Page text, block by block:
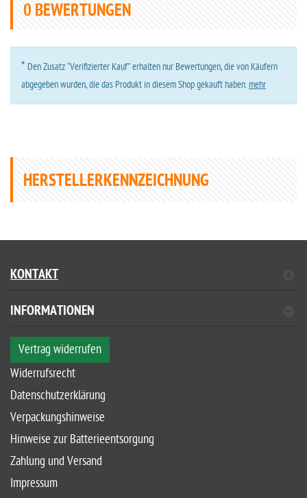
0 BEWERTUNGEN
* Den Zusatz “Verifizierter Kauf” erhalten nur Bewertungen, die von Käufern
abgegeben wurden, die das Produkt in diesem Shop gekauft haben.mehr
HERSTELLERKENNZEICHNUNG
KONTAKT
INFORMATIONEN
Vertrag widerrufen
Widerrufsrecht
Datenschutzerklärung
Verpackungshinweise
Hinweise zur Batterieentsorgung
Zahlung und Versand
Impressum